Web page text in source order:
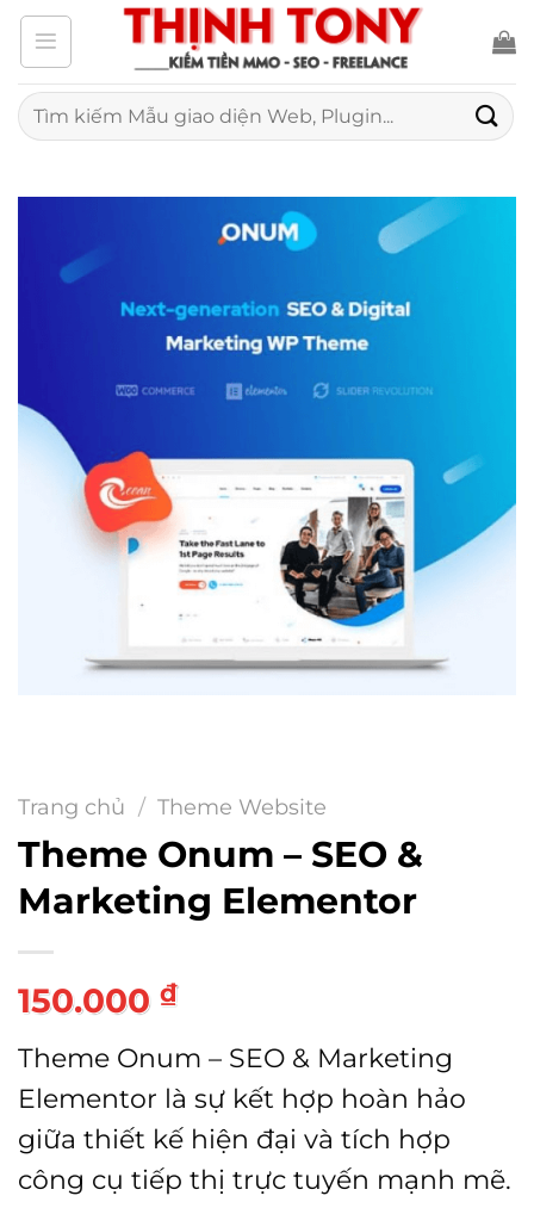
Bỏ
qua
nội
dung
Tìm
kiếm:
Trang chủ / Theme Website
Theme Onum – SEO &
Marketing Elementor
150.000 ₫
Theme Onum – SEO & Marketing
Elementor là sự kết hợp hoàn hảo
giữa thiết kế hiện đại và tích hợp
công cụ tiếp thị trực tuyến mạnh mẽ.